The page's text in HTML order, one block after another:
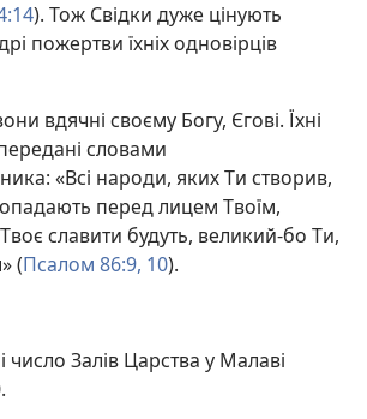
). Тож Свідки дуже цінують
пожертви їхніх одновірців
вдячні своєму Богу, Єгові. Їхні
словами
«Всі народи, яких Ти створив,
перед лицем Твоїм,
славити будуть, великий-бо Ти,
(Псалом 86:9, 10).
число Залів Царства у Малаві